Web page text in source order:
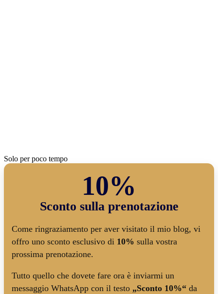
Solo per poco tempo
10%
Sconto sulla prenotazione
Come ringraziamento per aver visitato il mio blog, vi
offro uno sconto esclusivo di 10% sulla vostra
prossima prenotazione.
Tutto quello che dovete fare ora è inviarmi un
messaggio WhatsApp con il testo „Sconto 10%“ da